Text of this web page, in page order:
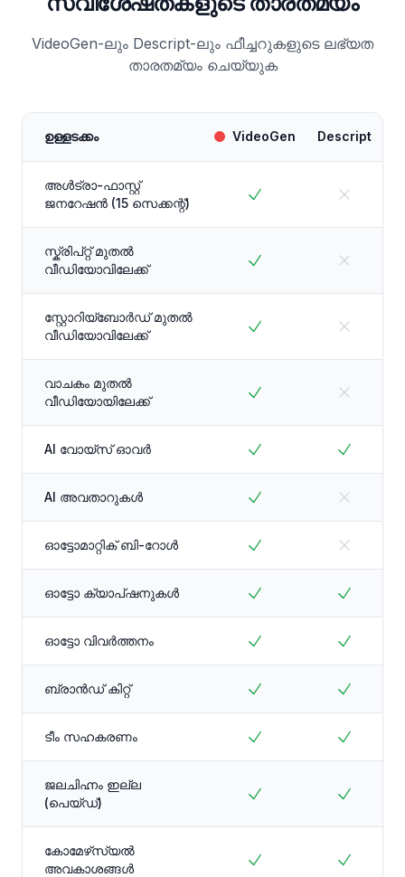
VideoGen-ലും Descript-ലും ഫീച്ചറുകളുടെ ലഭ്യത
താരതമ്യം ചെയ്യുക
ഉള്ളടക്കം VideoGen Descript
അൾട്രാ-ഫാസ്റ്റ്
ജനറേഷൻ (15 സെക്കന്റ്)
സ്ക്രിപ്റ്റ് മുതൽ
വീഡിയോവിലേക്ക്
സ്റ്റോറിയ്ബോർഡ് മുതൽ
വീഡിയോവിലേക്ക്
വാചകം മുതൽ
വീഡിയോയിലേക്ക്
AI വോയ്സ് ഓവർ
AI അവതാറുകൾ
ഓട്ടോമാറ്റിക് ബി-റോൾ
ഓട്ടോ ക്യാപ്ഷനുകൾ
ഓട്ടോ വിവർത്തനം
ബ്രാൻഡ് കിറ്റ്
ടീം സഹകരണം
ജലചിഹ്നം ഇല്ല
(പെയ്ഡ്)
കോമേഴ്‌സ്യൽ
അവകാശങ്ങൾ